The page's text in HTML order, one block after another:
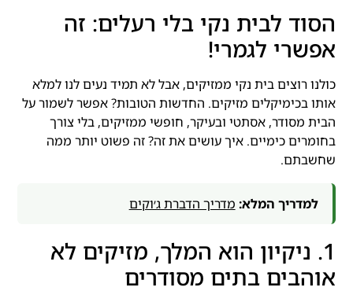
הסוד לבית נקי בלי רעלים: זה
אפשרי לגמרי!
כולנו רוצים בית נקי ממזיקים, אבל לא תמיד נעים לנו למלא
אותו בכימיקלים מזיקים. החדשות הטובות? אפשר לשמור על
הבית מסודר, אסתטי ובעיקר, חופשי ממזיקים, בלי צורך
בחומרים כימיים. איך עושים את זה? זה פשוט יותר ממה
שחשבתם.
למדריך המלא: מדריך הדברת ג׳וקים
1. ניקיון הוא המלך, מזיקים לא
אוהבים בתים מסודרים